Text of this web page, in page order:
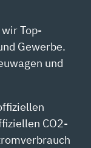
Top-
Gewerbe.
und
CO2-